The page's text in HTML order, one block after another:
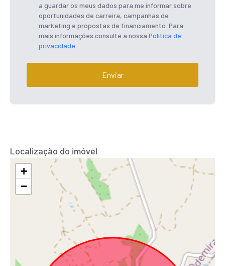
a guardar os meus dados para me informar sobre
oportunidades de carreira, campanhas de
marketing e propostas de financiamento. Para
mais informações consulte a nossa Política de
privacidade
Enviar
Localização do imóvel
+
−